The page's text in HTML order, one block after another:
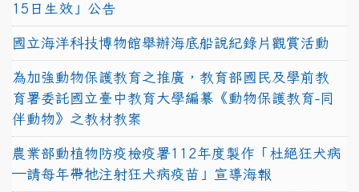
15日生效」公告
國立海洋科技博物館舉辦海底船說紀錄片觀賞活動
為加強動物保護教育之推廣，教育部國民及學前教
育署委託國立臺中教育大學編纂《動物保護教育-同
伴動物》之教材教案
農業部動植物防疫檢疫署112年度製作「杜絕狂犬病
—請每年帶牠注射狂犬病疫苗」宣導海報